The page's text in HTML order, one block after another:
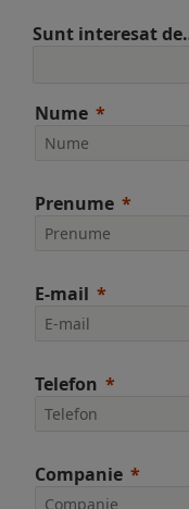
Sunt interesat
Nume
Prenume
E-mail
Telefon
Companie